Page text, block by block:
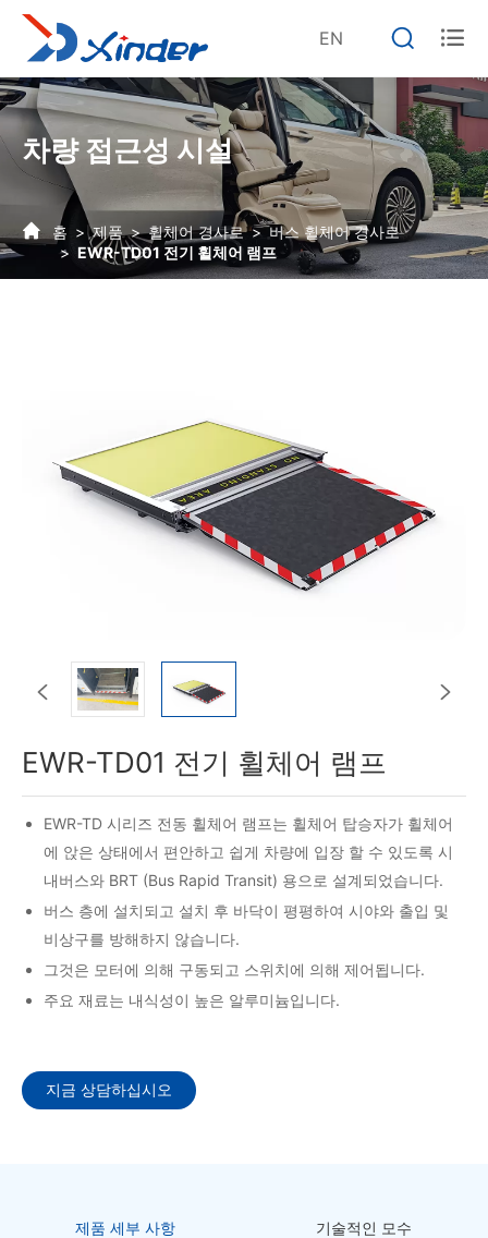
EN  
차량 접근성 시설
홈 제품 휠체어 경사로
버스 휠체어 경사로
EWR-TD01 전기 휠체어 램프
 
EWR-TD01 전기 휠체어 램프
EWR-TD 시리즈 전동 휠체어 램프는 휠체어 탑승자가 휠체어
에 앉은 상태에서 편안하고 쉽게 차량에 입장 할 수 있도록 시
내버스와 BRT (Bus Rapid Transit) 용으로 설계되었습니다.
버스 층에 설치되고 설치 후 바닥이 평평하여 시야와 출입 및
비상구를 방해하지 않습니다.
그것은 모터에 의해 구동되고 스위치에 의해 제어됩니다.
주요 재료는 내식성이 높은 알루미늄입니다.
지금 상담하십시오
제품 세부 사항 기술적인 모수